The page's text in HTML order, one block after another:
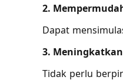
2.
Dapat
3.
Tidak perlu